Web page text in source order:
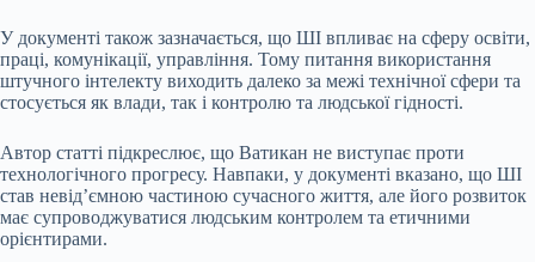
У документі також зазначається, що ШІ впливає на сферу освіти,
праці, комунікації, управління. Тому питання використання
штучного інтелекту виходить далеко за межі технічної сфери та
стосується як влади, так і контролю та людської гідності.
Автор статті підкреслює, що Ватикан не виступає проти
технологічного прогресу. Навпаки, у документі вказано, що ШІ
став невід’ємною частиною сучасного життя, але його розвиток
має супроводжуватися людським контролем та етичними
орієнтирами.